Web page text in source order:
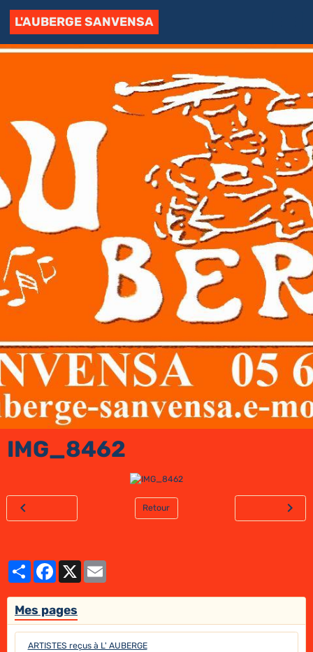
L'AUBERGE SANVENSA
IMG_8462
Retour
PartagerFacebook
X
Mes pages
ARTISTES reçus à L' AUBERGE